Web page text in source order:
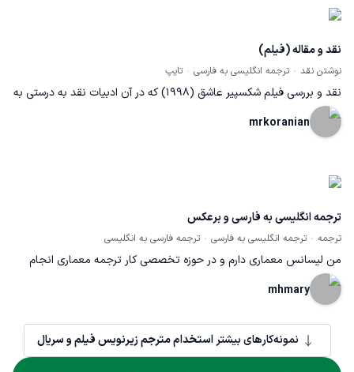
نقد و مقاله (فیلم)
نوشتن نقد ترجمه انگلیسی به فارسی تایپ
نقد و بررسی فیلم شکسپیر عاشق (1998) که در آن ادبیات نقد به درستی به
کار رفته است و بخش هایی از متن از وبسایت های خارجی با مقاله
mrkoranian
ترجمه انگلیسی به فارسی و برعکس
ترجمه ترجمه انگلیسی به فارسی ترجمه فارسی به انگلیسی
من لیسانس معماری دارم و در حوزه تخصصی کار ترجمه معماری انجام
میدم و کارهای عمومی مثل ترجمه متن ، ترجمه زیرنویس فیلم و سریال و
قیمت ترجمه هم بستگی به مقدار صفحات و شدت تخصصی بودن کار از
کلمه ای 25 تومن تا کلمه ای 80 تومن متغیره. کار رو به صورت ورد میتونم
mhmary
نمونه‌کارهای بیشتر استخدام مترجم زیرنویس فیلم و سریال